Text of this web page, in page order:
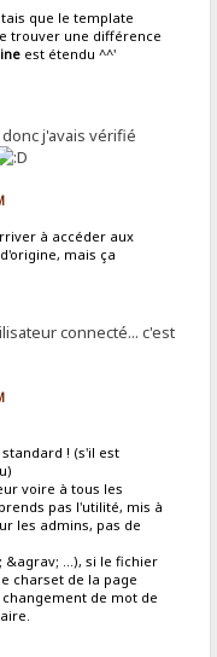
que le template
trouver une différence
est étendu ^^'
j'avais vérifié
à accéder aux
mais ça
connecté... c'est
! (s'il est
voire à tous les
pas l'utilité, mis à
les admins, pas de
&agrav; ...), si le fichier
charset de la page
de mot de